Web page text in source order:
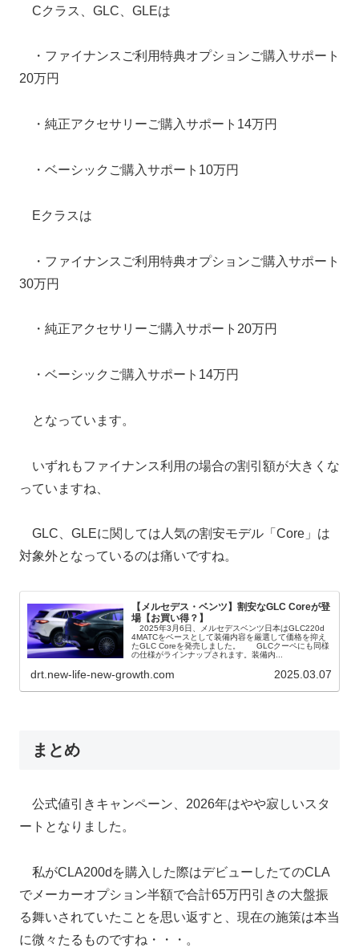
Cクラス、GLC、GLEは
・ファイナンスご利用特典オプションご購入サポート
20万円
・純正アクセサリーご購入サポート14万円
・ベーシックご購入サポート10万円
Eクラスは
・ファイナンスご利用特典オプションご購入サポート
30万円
・純正アクセサリーご購入サポート20万円
・ベーシックご購入サポート14万円
となっています。
いずれもファイナンス利用の場合の割引額が大きくな
っていますね、
GLC、GLEに関しては人気の割安モデル「Core」は
対象外となっているのは痛いですね。
【メルセデス・ベンツ】割安なGLC Coreが登
場【お買い得？】
2025年3月6日、メルセデスベンツ日本はGLC220d
4MATCをベースとして装備内容を厳選して価格を抑え
たGLC Coreを発売しました。 GLCクーペにも同様
の仕様がラインナップされます。装備内...
drt.new-life-new-growth.com 2025.03.07
まとめ
公式値引きキャンペーン、2026年はやや寂しいスタ
ートとなりました。
私がCLA200dを購入した際はデビューしたてのCLA
でメーカーオプション半額で合計65万円引きの大盤振
る舞いされていたことを思い返すと、現在の施策は本当
に微々たるものですね・・・。